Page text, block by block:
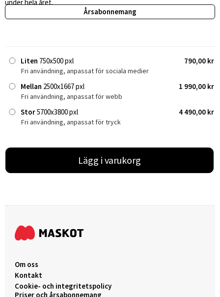
under hela året.
Årsabonnemang
Liten 750x500 pxl 790,00 kr
Fri användning, anpassat för sociala medier
Mellan 2500x1667 pxl 1 990,00 kr
Fri användning, anpassat för webb
Stor5700x3800 pxl 4 490,00 kr
Fri användning, anpassat för tryck
Lägg i varukorg
Om oss
Kontakt
Cookie- och integritetspolicy
Priser och årsabonnemang